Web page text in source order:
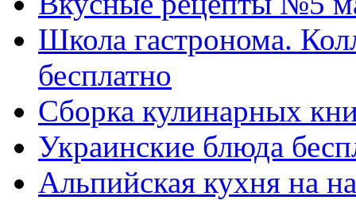
Школа гастронома.
бесплатно
Сборка кулинарных
Украинские блюда
Альпийская кухня на